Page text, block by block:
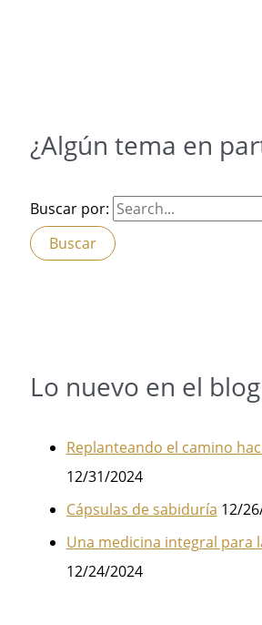
¿Algún tema en
Buscar por:
Lo nuevo en el blog
Replanteando el camino
12/31/2024
Cápsulas de sabiduría 12/
Una medicina integral para
12/24/2024